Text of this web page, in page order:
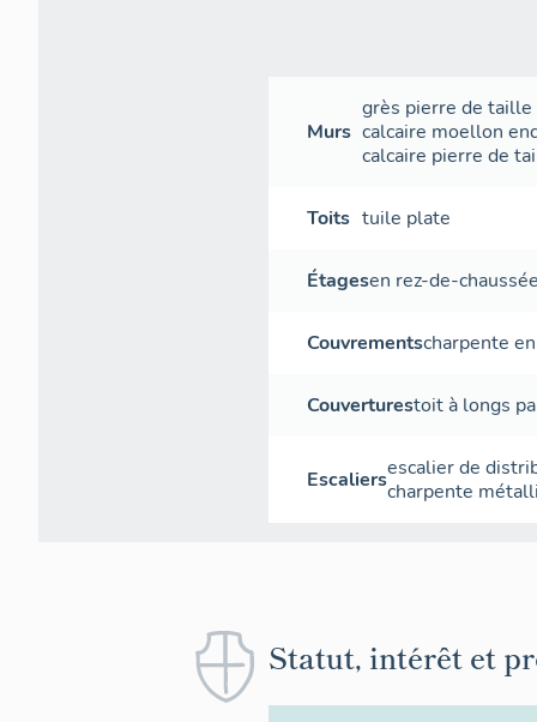
Murs
grès pierre de taille
calcaire moellon
calcaire pierre de
Toits tuile plate
Étagesen rez-de-
Couvrementscharpente
Couverturestoit à longs
Escaliersescalier de
charpente
Statut, intérêt et